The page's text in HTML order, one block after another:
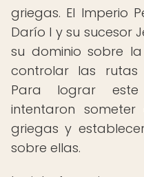
griegas. El Imperio
Darío I y su sucesor
su dominio sobre
controlar las rutas
Para lograr
intentaron
griegas y
sobre ellas.